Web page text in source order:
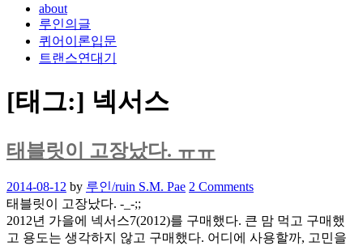
about
루인의글
퀴어이론입문
트랜스연대기
[태그:] 넥서스
태블릿이 고장났다. ㅠㅠ
Posted
on
2014-08-12 by 루인/ruin S.M. Pae 2 Comments
태블릿이 고장났다. -_-;;
2012년 가을에 넥서스7(2012)를 구매했다. 큰 맘 먹고 구매했
고 용도는 생각하지 않고 구매했다. 어디에 사용할까, 고민을